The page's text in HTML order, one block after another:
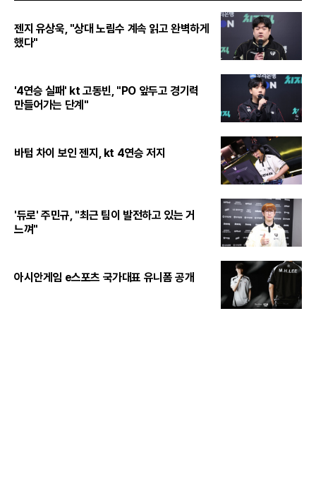
젠지 유상욱, "상대 노림수 계속 읽고 완벽하게
했다"
'4연승 실패' kt 고동빈, "PO 앞두고 경기력
만들어가는 단계"
바텀 차이 보인 젠지, kt 4연승 저지
'듀로' 주민규, "최근 팀이 발전하고 있는 거
느껴"
아시안게임 e스포츠 국가대표 유니폼 공개